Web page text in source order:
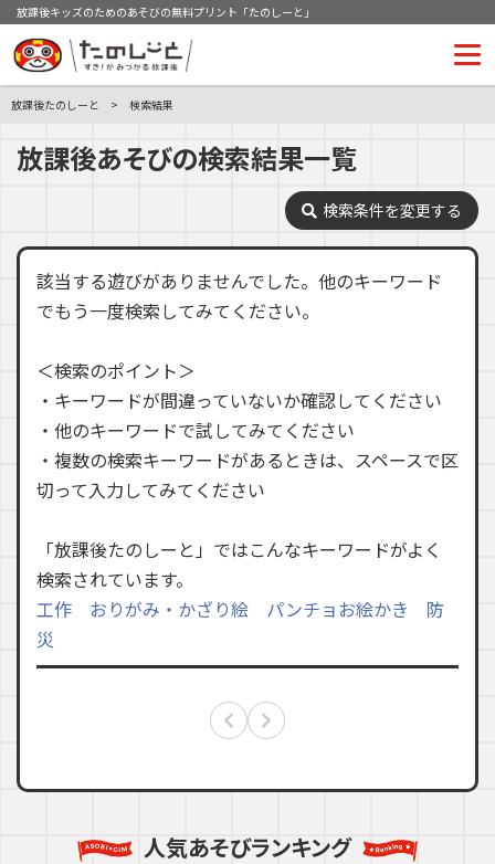
放課後キッズのためのあそびの無料プリント「たのしーと」
放課後たのしーと 検索結果
放課後あそびの検索結果一覧
検索条件を変更する
該当する遊びがありませんでした。他のキーワード
でもう一度検索してみてください。
＜検索のポイント＞
・キーワードが間違っていないか確認してください
・他のキーワードで試してみてください
・複数の検索キーワードがあるときは、スペースで区
切って入力してみてください
「放課後たのしーと」ではこんなキーワードがよく
検索されています。
工作
おりがみ・かざり絵 パンチョお絵かき
防
災
人気あそびランキング